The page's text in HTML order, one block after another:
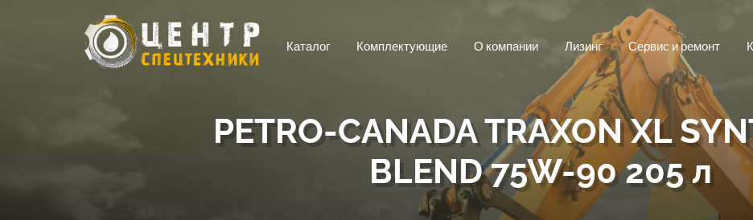
Перейти к основному содержанию
Каталог Комплектующие О компании Лизинг Сервис и ремонт
PETRO-CANADA TRAXON XL
BLEND 75W-90 205 л